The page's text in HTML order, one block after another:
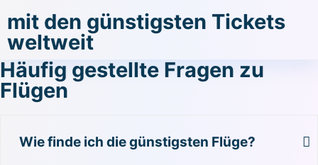
mit den günstigsten Tickets
weltweit
Häufig gestellte Fragen zu
Flügen
Wie finde ich die günstigsten Flüge?